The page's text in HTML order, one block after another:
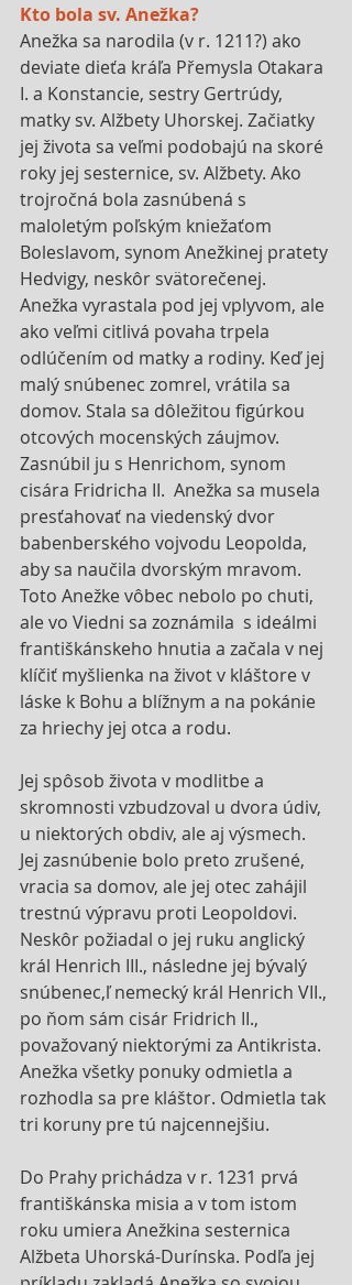
Kto bola sv. Anežka?
Anežka sa narodila (v r. 1211?) ako
deviate dieťa kráľa Přemysla Otakara
I. a Konstancie, sestry Gertrúdy,
matky sv. Alžbety Uhorskej. Začiatky
jej života sa veľmi podobajú na skoré
roky jej sesternice, sv. Alžbety. Ako
trojročná bola zasnúbená s
maloletým poľským kniežaťom
Boleslavom, synom Anežkinej pratety
Hedvigy, neskôr svätorečenej.
Anežka vyrastala pod jej vplyvom, ale
ako veľmi citlivá povaha trpela
odlúčením od matky a rodiny. Keď jej
malý snúbenec zomrel, vrátila sa
domov. Stala sa dôležitou figúrkou
otcových mocenských záujmov.
Zasnúbil ju s Henrichom, synom
cisára Fridricha II.  Anežka sa musela
presťahovať na viedenský dvor
babenberského vojvodu Leopolda,
aby sa naučila dvorským mravom.
Toto Anežke vôbec nebolo po chuti,
ale vo Viedni sa zoznámila  s ideálmi
františkánskeho hnutia a začala v nej
klíčiť myšlienka na život v kláštore v
láske k Bohu a blížnym a na pokánie
za hriechy jej otca a rodu.
Jej spôsob života v modlitbe a
skromnosti vzbudzoval u dvora údiv,
u niektorých obdiv, ale aj výsmech.
Jej zasnúbenie bolo preto zrušené,
vracia sa domov, ale jej otec zahájil
trestnú výpravu proti Leopoldovi.
Neskôr požiadal o jej ruku anglický
král Henrich III., následne jej bývalý
snúbenec,ľ nemecký král Henrich VII.,
po ňom sám cisár Fridrich II.,
považovaný niektorými za Antikrista.
Anežka všetky ponuky odmietla a
rozhodla sa pre kláštor. Odmietla tak
tri koruny pre tú najcennejšiu.
Do Prahy prichádza v r. 1231 prvá
františkánska misia a v tom istom
roku umiera Anežkina sesternica
Alžbeta Uhorská-Durínska. Podľa jej